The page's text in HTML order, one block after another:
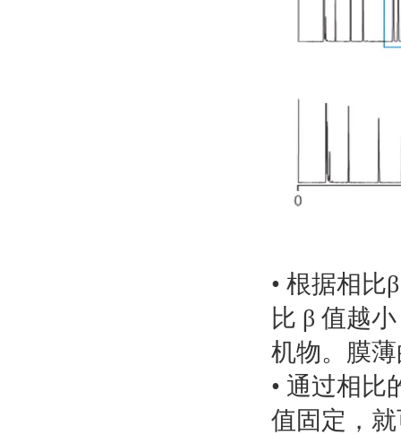
• 根据相比
比 β 值越
机物。膜
• 通过相比
值固定，